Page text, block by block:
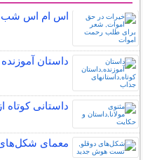
اس ام اس شب
داستان
داستانی کوتاه
معمای شکل‌های